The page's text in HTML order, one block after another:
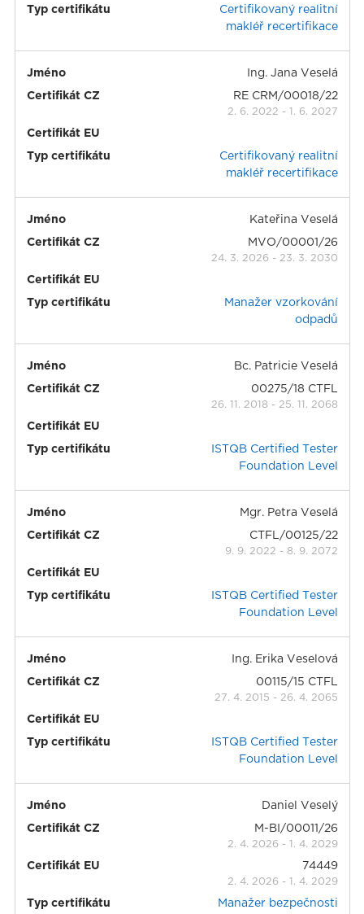
Typ certifikátu
Certifikovaný realitní
makléř recertifikace
Jméno
Ing. Jana Veselá
Certifikát CZ
RE CRM/00018/22
2. 6. 2022 - 1. 6. 2027
Certifikát EU
Typ certifikátu
Certifikovaný realitní
makléř recertifikace
Jméno
Kateřina Veselá
Certifikát CZ
MVO/00001/26
24. 3. 2026 - 23. 3. 2030
Certifikát EU
Typ certifikátu
Manažer vzorkování
odpadů
Jméno
Bc. Patricie Veselá
Certifikát CZ
00275/18 CTFL
26. 11. 2018 - 25. 11. 2068
Certifikát EU
Typ certifikátu
ISTQB Certified Tester
Foundation Level
Jméno
Mgr. Petra Veselá
Certifikát CZ
CTFL/00125/22
9. 9. 2022 - 8. 9. 2072
Certifikát EU
Typ certifikátu
ISTQB Certified Tester
Foundation Level
Jméno
Ing. Erika Veselová
Certifikát CZ
00115/15 CTFL
27. 4. 2015 - 26. 4. 2065
Certifikát EU
Typ certifikátu
ISTQB Certified Tester
Foundation Level
Jméno
Daniel Veselý
Certifikát CZ
M-BI/00011/26
2. 4. 2026 - 1. 4. 2029
Certifikát EU 74449
2. 4. 2026 - 1. 4. 2029
Typ certifikátu Manažer bezpečnosti